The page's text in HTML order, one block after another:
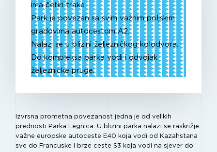
ima četiri trake.
Park je povezan sa svim važnim poljskim
gradovima autocestom A2.
Nalazi se u blizini željezničkog kolodvora.
Do kompleksa parka vodi i odvojak
željezničke pruge.
Izvrsna prometna povezanost jedna je od velikih
prednosti Parka Legnica. U blizini parka nalazi se raskrižje
važne europske autoceste E40 koja vodi od Kazahstana
sve do Francuske i brze ceste S3 koja vodi na sjever do